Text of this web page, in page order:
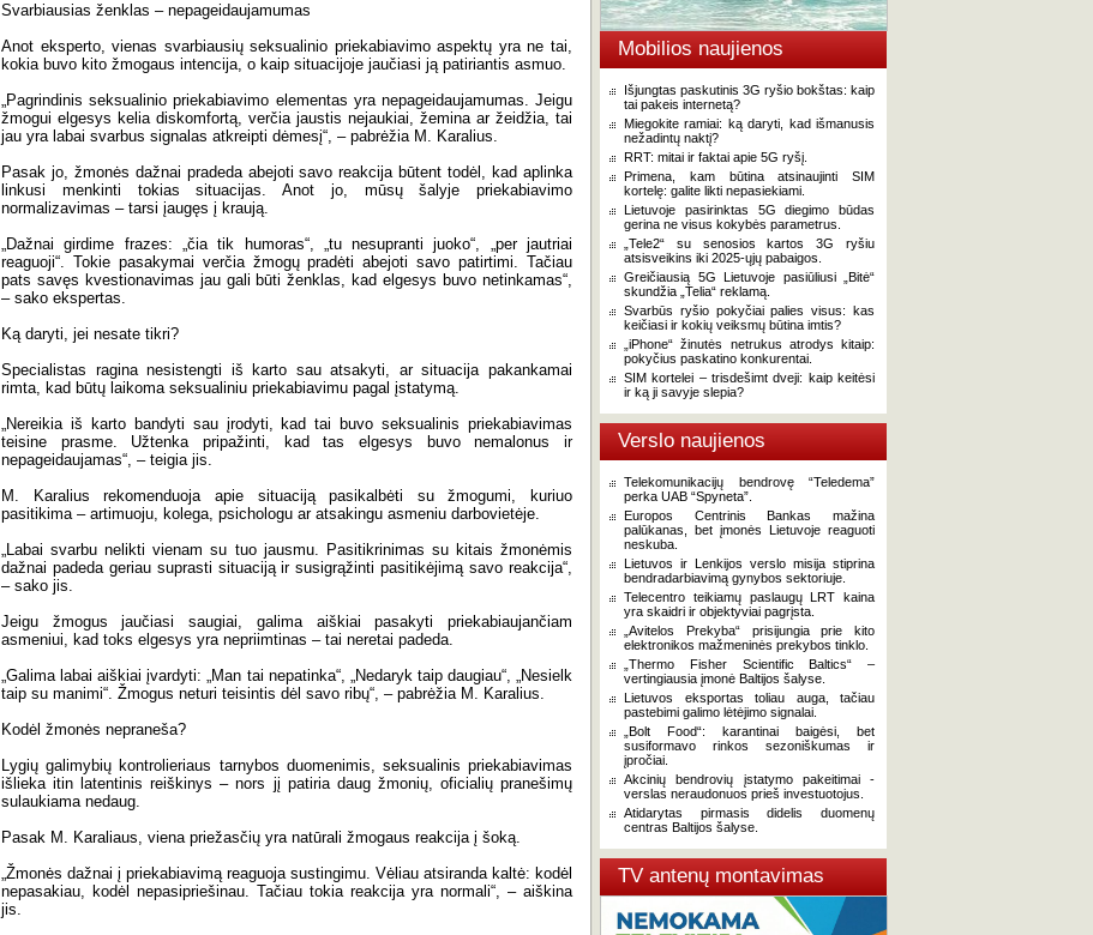
Svarbiausias ženklas – nepageidaujamumas
Anot eksperto, vienas svarbiausių seksualinio priekabiavimo aspektų yra ne tai,
kokia buvo kito žmogaus intencija, o kaip situacijoje jaučiasi ją patiriantis asmuo.
„Pagrindinis seksualinio priekabiavimo elementas yra nepageidaujamumas. Jeigu
žmogui elgesys kelia diskomfortą, verčia jaustis nejaukiai, žemina ar žeidžia, tai
jau yra labai svarbus signalas atkreipti dėmesį“, – pabrėžia M. Karalius.
Pasak jo, žmonės dažnai pradeda abejoti savo reakcija būtent todėl, kad aplinka
linkusi menkinti tokias situacijas. Anot jo, mūsų šalyje priekabiavimo
normalizavimas – tarsi įaugęs į kraują.
„Dažnai girdime frazes: „čia tik humoras“, „tu nesupranti juoko“, „per jautriai
reaguoji“. Tokie pasakymai verčia žmogų pradėti abejoti savo patirtimi. Tačiau
pats savęs kvestionavimas jau gali būti ženklas, kad elgesys buvo netinkamas“,
– sako ekspertas.
Ką daryti, jei nesate tikri?
Specialistas ragina nesistengti iš karto sau atsakyti, ar situacija pakankamai
rimta, kad būtų laikoma seksualiniu priekabiavimu pagal įstatymą.
„Nereikia iš karto bandyti sau įrodyti, kad tai buvo seksualinis priekabiavimas
teisine prasme. Užtenka pripažinti, kad tas elgesys buvo nemalonus ir
nepageidaujamas“, – teigia jis.
M. Karalius rekomenduoja apie situaciją pasikalbėti su žmogumi, kuriuo
pasitikima – artimuoju, kolega, psichologu ar atsakingu asmeniu darbovietėje.
„Labai svarbu nelikti vienam su tuo jausmu. Pasitikrinimas su kitais žmonėmis
dažnai padeda geriau suprasti situaciją ir susigrąžinti pasitikėjimą savo reakcija“,
– sako jis.
Jeigu žmogus jaučiasi saugiai, galima aiškiai pasakyti priekabiaujančiam
asmeniui, kad toks elgesys yra nepriimtinas – tai neretai padeda.
„Galima labai aiškiai įvardyti: „Man tai nepatinka“, „Nedaryk taip daugiau“, „Nesielk
taip su manimi“. Žmogus neturi teisintis dėl savo ribų“, – pabrėžia M. Karalius.
Kodėl žmonės nepraneša?
Lygių galimybių kontrolieriaus tarnybos duomenimis, seksualinis priekabiavimas
išlieka itin latentinis reiškinys – nors jį patiria daug žmonių, oficialių pranešimų
sulaukiama nedaug.
Pasak M. Karaliaus, viena priežasčių yra natūrali žmogaus reakcija į šoką.
„Žmonės dažnai į priekabiavimą reaguoja sustingimu. Vėliau atsiranda kaltė: kodėl
nepasakiau, kodėl nepasipriešinau. Tačiau tokia reakcija yra normali“, – aiškina
jis.
Mobilios naujienos
Išjungtas paskutinis 3G ryšio bokštas: kaip
tai pakeis internetą?
Miegokite ramiai: ką daryti, kad išmanusis
nežadintų naktį?
RRT: mitai ir faktai apie 5G ryšį.
Primena, kam būtina atsinaujinti SIM
kortelę: galite likti nepasiekiami.
Lietuvoje pasirinktas 5G diegimo būdas
gerina ne visus kokybės parametrus.
„Tele2“ su senosios kartos 3G ryšiu
atsisveikins iki 2025-ųjų pabaigos.
Greičiausią 5G Lietuvoje pasiūliusi „Bitė“
skundžia „Telia“ reklamą.
Svarbūs ryšio pokyčiai palies visus: kas
keičiasi ir kokių veiksmų būtina imtis?
„iPhone“ žinutės netrukus atrodys kitaip:
pokyčius paskatino konkurentai.
SIM kortelei – trisdešimt dveji: kaip keitėsi
ir ką ji savyje slepia?
Verslo naujienos
Telekomunikacijų bendrovę “Teledema”
perka UAB “Spyneta”.
Europos Centrinis Bankas mažina
palūkanas, bet įmonės Lietuvoje reaguoti
neskuba.
Lietuvos ir Lenkijos verslo misija stiprina
bendradarbiavimą gynybos sektoriuje.
Telecentro teikiamų paslaugų LRT kaina
yra skaidri ir objektyviai pagrįsta.
„Avitelos Prekyba“ prisijungia prie kito
elektronikos mažmeninės prekybos tinklo.
„Thermo Fisher Scientific Baltics“ –
vertingiausia įmonė Baltijos šalyse.
Lietuvos eksportas toliau auga, tačiau
pastebimi galimo lėtėjimo signalai.
„Bolt Food“: karantinai baigėsi, bet
susiformavo rinkos sezoniškumas ir
įpročiai.
Akcinių bendrovių įstatymo pakeitimai -
verslas neraudonuos prieš investuotojus.
Atidarytas pirmasis didelis duomenų
centras Baltijos šalyse.
TV antenų montavimas